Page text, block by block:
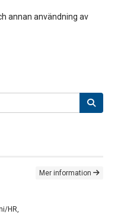
annan användning av
HR,
Mer information